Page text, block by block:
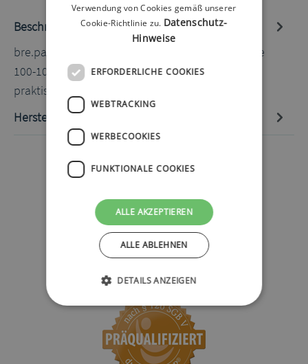
Beschreibung
bre.parat Sportband mit Sichtfenster Blüte beere
100-104cm Das elastische Sportband hat ein
praktisches Sichtfenster dank d…
Hersteller-Informationen
Verwendung von Cookies gemäß unserer
Cookie-Richtlinie zu. Datenschutz-
Hinweise
ERFORDERLICHE COOKIES
WEBTRACKING
WERBECOOKIES
FUNKTIONALE COOKIES
ALLE AKZEPTIEREN
ALLE ABLEHNEN
DETAILS ANZEIGEN